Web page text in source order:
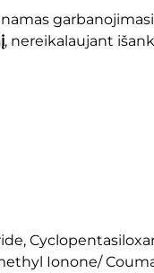
, nereikalaujant
Ionone/